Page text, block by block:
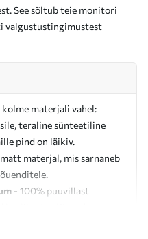
See sõltub teie monitori
valgustustingimustest
kolme materjali vahel:
teraline sünteetiline
pind on läikiv.
materjal, mis sarnaneb
- 100% puuvillast